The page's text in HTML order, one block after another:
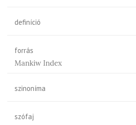
definíció
forrás
Mankiw Index
szinoníma
szófaj